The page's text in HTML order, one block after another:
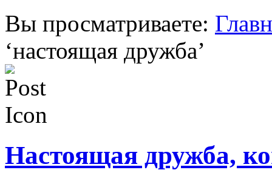
Вы просматриваете:
‘настоящая дружба’
Настоящая дружба,